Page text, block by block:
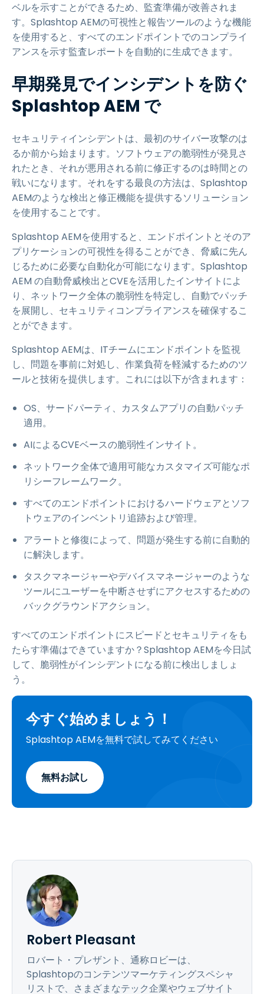
ベルを示すことができるため、監査準備が改善されま
す。Splashtop AEMの可視性と報告ツールのような機能
を使用すると、すべてのエンドポイントでのコンプライ
アンスを示す監査レポートを自動的に生成できます。
早期発見でインシデントを防ぐ
Splashtop AEM で
セキュリティインシデントは、最初のサイバー攻撃のは
るか前から始まります。ソフトウェアの脆弱性が発見さ
れたとき、それが悪用される前に修正するのは時間との
戦いになります。それをする最良の方法は、Splashtop
AEMのような検出と修正機能を提供するソリューション
を使用することです。
Splashtop AEMを使用すると、エンドポイントとそのア
プリケーションの可視性を得ることができ、脅威に先ん
じるために必要な自動化が可能になります。Splashtop
AEM の自動脅威検出とCVEを活用したインサイトによ
り、ネットワーク全体の脆弱性を特定し、自動でパッチ
を展開し、セキュリティコンプライアンスを確保するこ
とができます。
Splashtop AEMは、ITチームにエンドポイントを監視
し、問題を事前に対処し、作業負荷を軽減するためのツ
ールと技術を提供します。これには以下が含まれます：
OS、サードパーティ、カスタムアプリの自動パッチ
適用。
AIによるCVEベースの脆弱性インサイト。
ネットワーク全体で適用可能なカスタマイズ可能なポ
リシーフレームワーク。
すべてのエンドポイントにおけるハードウェアとソフ
トウェアのインベントリ追跡および管理。
アラートと修復によって、問題が発生する前に自動的
に解決します。
タスクマネージャーやデバイスマネージャーのような
ツールにユーザーを中断させずにアクセスするための
バックグラウンドアクション。
すべてのエンドポイントにスピードとセキュリティをも
たらす準備はできていますか？Splashtop AEMを今日試
して、脆弱性がインシデントになる前に検出しましょ
う。
今すぐ始めましょう！
Splashtop AEMを無料で試してみてください
無料お試し
Robert Pleasant
ロバート・プレザント、通称ロビーは、
Splashtopのコンテンツマーケティングスペシャ
リストで、さまざまなテック企業やウェブサイト